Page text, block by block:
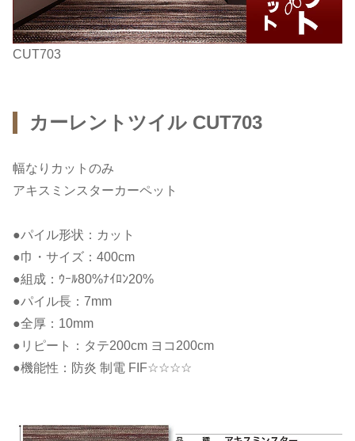
CUT703
カーレントツイル CUT703
幅なりカットのみ
アキスミンスターカーペット
●パイル形状：カット
●巾・サイズ：400cm
●組成：ｳｰﾙ80%ﾅｲﾛﾝ20%
●パイル長：7mm
●全厚：10mm
●リピート：タテ200cm ヨコ200cm
●機能性：防炎 制電 FIF☆☆☆☆